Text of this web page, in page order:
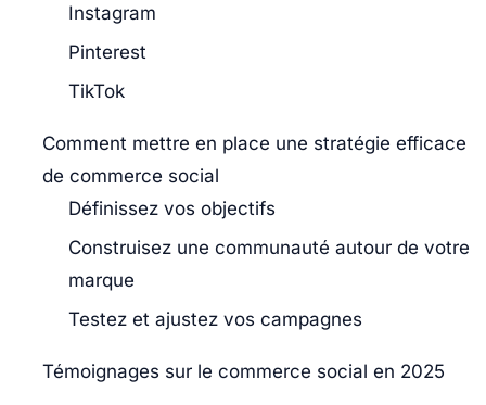
Instagram
Pinterest
TikTok
Comment mettre en place une stratégie efficace
de commerce social
Définissez vos objectifs
Construisez une communauté autour de votre
marque
Testez et ajustez vos campagnes
Témoignages sur le commerce social en 2025